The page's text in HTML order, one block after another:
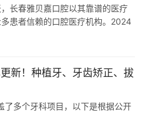
长春雅贝嘉口腔以其靠谱的医疗
患者信赖的口腔医疗机构。2024
新！种植牙、牙齿矫正、拔
多个牙科项目，以下是根据公开